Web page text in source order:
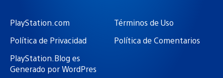
PlayStation.com
Términos de Uso
Política de Privacidad
Política de Comentarios
PlayStation.Blog es
Generado por WordPres